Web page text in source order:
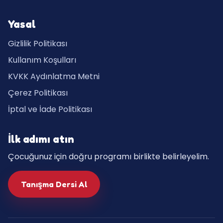
Yasal
Gizlilik Politikası
Kullanım Koşulları
KVKK Aydınlatma Metni
Çerez Politikası
İptal ve İade Politikası
İlk adımı atın
Çocuğunuz için doğru programı birlikte belirleyelim.
Tanışma Dersi Al